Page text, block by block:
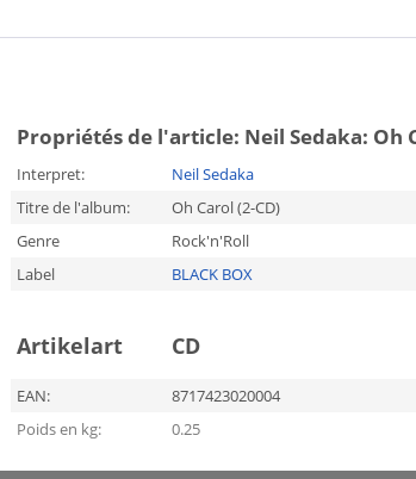
Propriétés de l'article: Neil Sedaka: Oh
Interpret:
Neil Sedaka
Titre de l'album:
Oh Carol (2-CD)
Genre
Rock'n'Roll
Label
BLACK BOX
Artikelart CD
EAN:
8717423020004
Poids en kg:
0.25